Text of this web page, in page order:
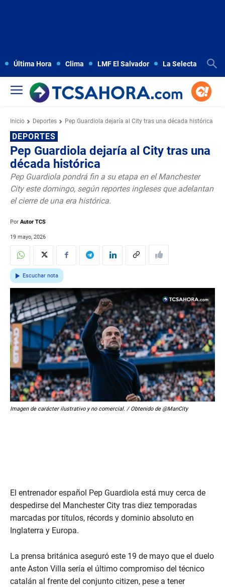
Última Hora Clima LMF El Salvador La Selecta
Inicio Deportes Pep Guardiola dejaría al City tras una década histórica
DEPORTES
Pep Guardiola dejaría al City tras una
década histórica
Pep Guardiola pondrá fin a su etapa en el Manchester
City este domingo, según reportes ingleses que adelantan
el cierre de una era histórica.
Por Autor TCS
19 mayo, 2026
Escuchar nota
Imagen de carácter ilustrativo y no comercial. / Obtenido de @ManCity
El entrenador español Pep Guardiola está muy cerca de
despedirse del Manchester City tras diez temporadas
marcadas por títulos, récords y dominio absoluto en
Inglaterra y Europa.
La prensa británica aseguró este 19 de mayo que el duelo
ante Aston Villa sería el último compromiso del técnico
catalán al frente del conjunto citizen, pese a tener